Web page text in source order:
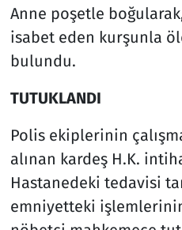
Anne poşetle
isabet eden kurşunla
bulundu.
TUTUKLANDI
Polis ekiplerinin
alınan kardeş H.K.
Hastanedeki tedavisi
emniyetteki işlemlerinin